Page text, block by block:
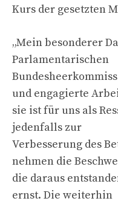
Kurs der gesetzten
„Mein besonderer
Parlamentarischen
und engagierte
sie ist für uns als
jedenfalls zur
Verbesserung des
nehmen die
die daraus
ernst. Die weiterhin